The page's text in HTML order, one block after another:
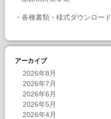
・ 各種書類・様式ダウンロード
アーカイブ
2026年8月
2026年7月
2026年6月
2026年5月
2026年4月